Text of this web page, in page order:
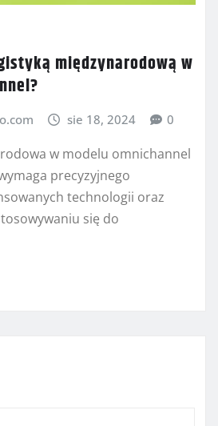
międzynarodową w
sie 18, 2024 0
w modelu omnichannel
precyzyjnego
technologii oraz
się do